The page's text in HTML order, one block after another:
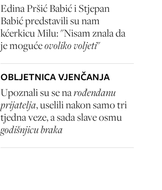
Edina Pršić Babić i Stjepan
Babić predstavili su nam
kćerkicu Milu: "Nisam znala da
je mogućeovoliko voljeti"
OBLJETNICA VJENČANJA
Upoznali su se narođendanu
prijatelja, uselili nakon samo tri
tjedna veze, a sada slave osmu
godišnjicu braka